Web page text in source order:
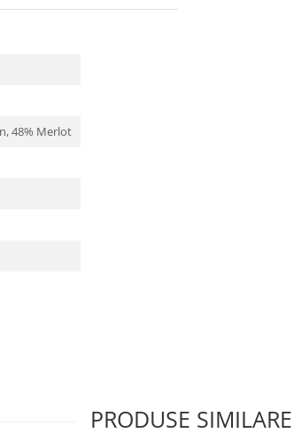
48% Merlot
PRODUSE SIMILARE